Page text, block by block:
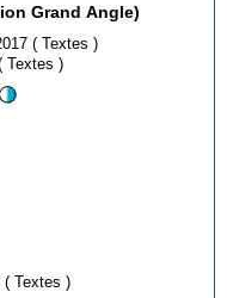
- Collection Grand Angle)
/ Mai 2017 ( Textes )
/ Fév 2021 ( Textes )
• Tome 5 : Cowpoke Canyon / Juin 2015 ( Textes )